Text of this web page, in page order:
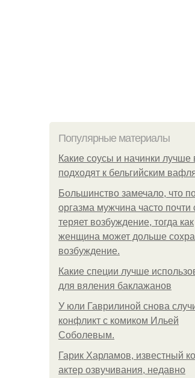
Популярные материалы
Какие соусы и начинки лучше
подходят к бельгийским
Большинство замечало, что
оргазма мужчина часто почти
теряет возбуждение, тогда как
женщина может дольше
возбуждение.
Какие специи лучше
для вяления баклажанов
У юли Гаврилиной снова
конфликт с комиком Ильей
Соболевым.
Гарик Харламов, известный
актер озвучивания, недавно